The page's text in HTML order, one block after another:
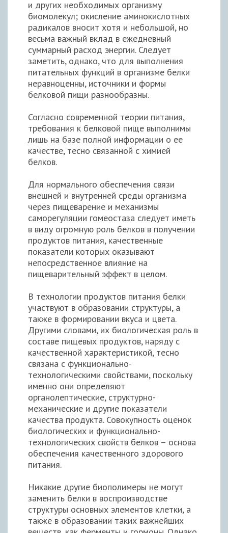
и других необходимых организму
биомолекул; окисление аминокислотных
радикалов вносит хотя и небольшой, но
весьма важный вклад в ежедневный
суммарный расход энергии. Следует
заметить, однако, что для выполнения
питательных функций в организме белки
неравноценны, источники и формы
белковой пищи разнообразны.
Согласно современной теории питания,
требования к белковой пище выполнимы
лишь на базе полной информации о ее
качестве, тесно связанной с химией
белков.
Для нормального обеспечения связи
внешней и внутренней среды организма
через пищеварение и механизмы
саморегуляции гомеостаза следует иметь
в виду огромную роль белков в получении
продуктов питания, качественные
показатели которых оказывают
непосредственное влияние на
пищеварительный эффект в целом.
В технологии продуктов питания белки
участвуют в образовании структуры, а
также в формировании вкуса и цвета.
Другими словами, их биологическая роль в
составе пищевых продуктов, наряду с
качественной характеристикой, тесно
связана с функционально-
технологическими свойствами, поскольку
именно они определяют
органолептические, структурно-
механические и другие показатели
качества продукта. Совокупность оценок
биологических и функционально-
технологических свойств белков – основа
обеспечения качественного здорового
питания.
Никакие другие биополимеры не могут
заменить белки в воспроизводстве
структуры основных элементов клетки, а
также в образовании таких важнейших